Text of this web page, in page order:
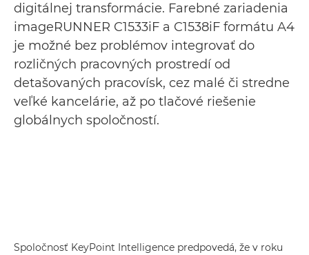
digitálnej transformácie. Farebné zariadenia
imageRUNNER C1533iF a C1538iF formátu A4
je možné bez problémov integrovať do
rozličných pracovných prostredí od
detašovaných pracovísk, cez malé či stredne
veľké kancelárie, až po tlačové riešenie
globálnych spoločností.
Spoločnosť KeyPoint Intelligence predpovedá, že v roku